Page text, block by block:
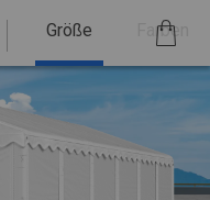
Größe Farben